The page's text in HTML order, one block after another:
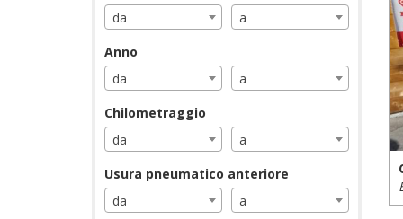
da
a
Anno
da
a
Chilometraggio
da
a
Usura pneumatico anteriore
da
a